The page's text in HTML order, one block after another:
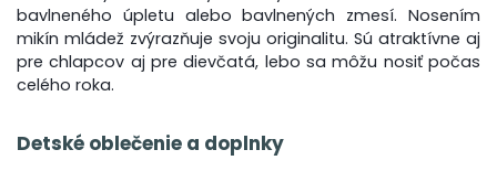
bavlneného úpletu alebo bavlnených zmesí. Nosením
mikín mládež zvýrazňuje svoju originalitu. Sú atraktívne aj
pre chlapcov aj pre dievčatá, lebo sa môžu nosiť počas
celého roka.
Detské oblečenie a doplnky